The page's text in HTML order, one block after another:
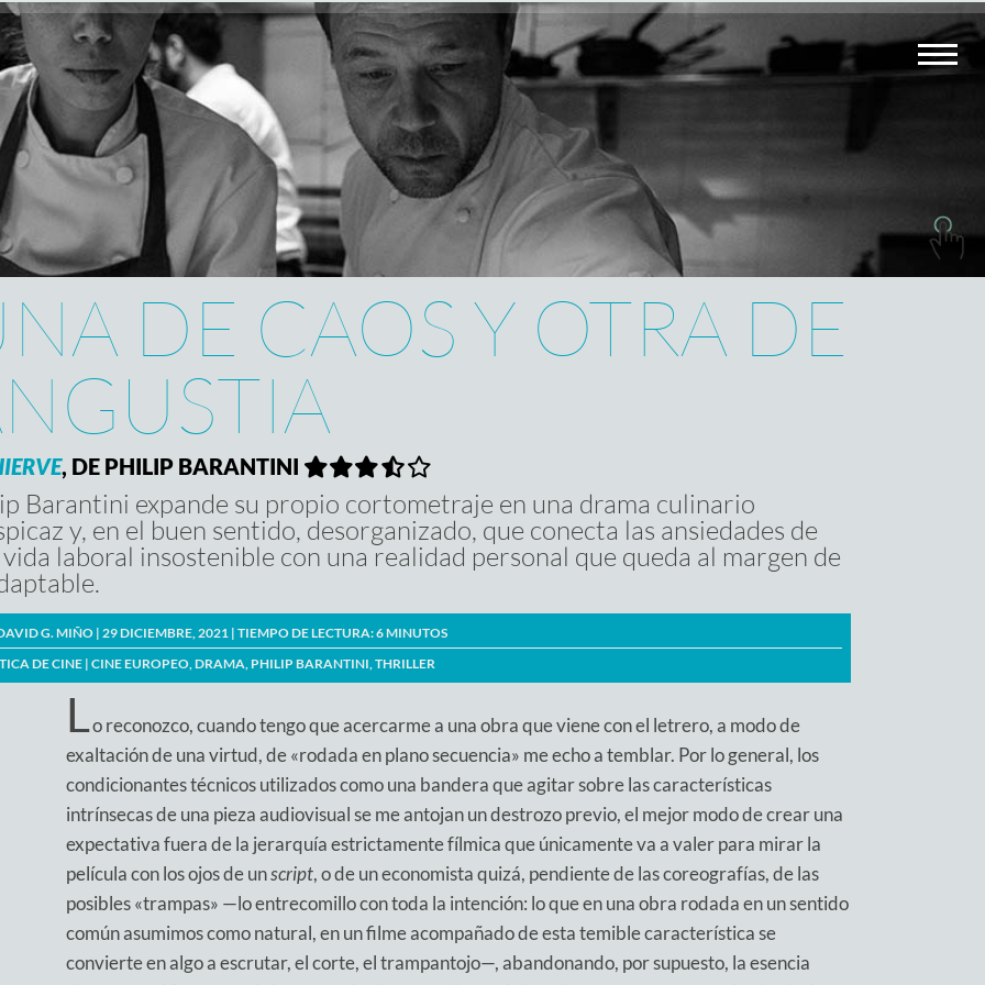
DE CAOS Y OTRA DE
, DE PHILIP BARANTINI
Barantini expande su propio cortometraje en una drama culinario
y, en el buen sentido, desorganizado, que conecta las ansiedades de
laboral insostenible con una realidad personal que queda al margen de
G. MIÑO| 29 DICIEMBRE, 2021 | TIEMPO DE LECTURA:6MINUTOS
DE CINE | CINE EUROPEO,DRAMA, PHILIP BARANTINI,THRILLER
Lo reconozco, cuando tengo que acercarme a una obra que viene con el letrero, a modo de
exaltación de una virtud, de «rodada en plano secuencia» me echo a temblar. Por lo general, los
condicionantes técnicos utilizados como una bandera que agitar sobre las características
intrínsecas de una pieza audiovisual se me antojan un destrozo previo, el mejor modo de crear una
expectativa fuera de la jerarquía estrictamente fílmica que únicamente va a valer para mirar la
película con los ojos de unscript, o de un economista quizá, pendiente de las coreografías, de las
posibles «trampas» —lo entrecomillo con toda la intención: lo que en una obra rodada en un sentido
común asumimos como natural, en un filme acompañado de esta temible característica se
convierte en algo a escrutar, el corte, el trampantojo—, abandonando, por supuesto, la esencia